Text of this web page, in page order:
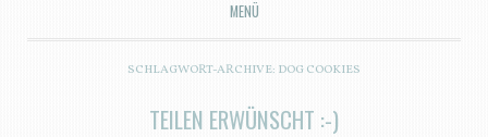
MENÜ
ZUM INHALT SPRINGEN
SCHLAGWORT-ARCHIVE: DOG COOKIES
TEILEN ERWÜNSCHT :-)